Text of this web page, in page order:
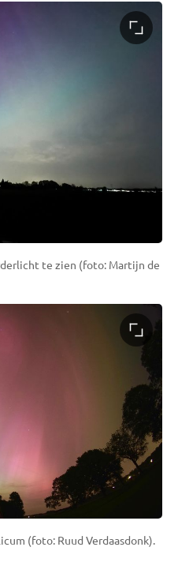
te zien (foto: Martijn de
(foto: Ruud Verdaasdonk).